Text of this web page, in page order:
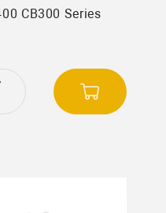
Baler: 200 300 400 CB300 Series